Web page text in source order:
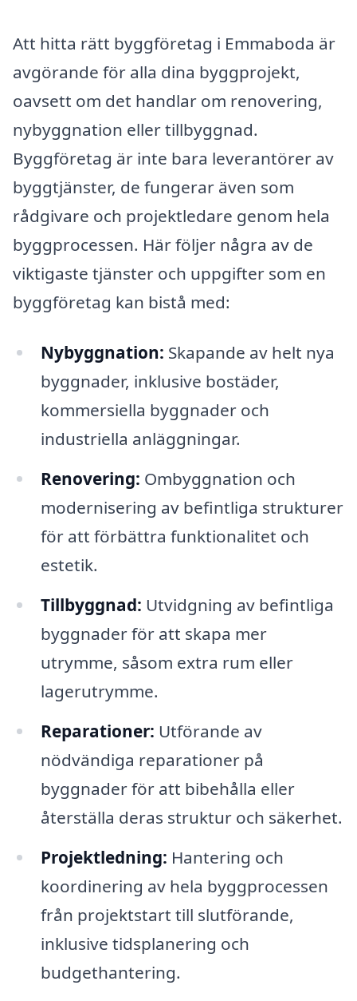
Att hitta rätt byggföretag i Emmaboda är
avgörande för alla dina byggprojekt,
oavsett om det handlar om renovering,
nybyggnation eller tillbyggnad.
Byggföretag är inte bara leverantörer av
byggtjänster, de fungerar även som
rådgivare och projektledare genom hela
byggprocessen. Här följer några av de
viktigaste tjänster och uppgifter som en
byggföretag kan bistå med:
Nybyggnation: Skapande av helt nya
byggnader, inklusive bostäder,
kommersiella byggnader och
industriella anläggningar.
Renovering: Ombyggnation och
modernisering av befintliga strukturer
för att förbättra funktionalitet och
estetik.
Tillbyggnad: Utvidgning av befintliga
byggnader för att skapa mer
utrymme, såsom extra rum eller
lagerutrymme.
Reparationer: Utförande av
nödvändiga reparationer på
byggnader för att bibehålla eller
återställa deras struktur och säkerhet.
Projektledning: Hantering och
koordinering av hela byggprocessen
från projektstart till slutförande,
inklusive tidsplanering och
budgethantering.